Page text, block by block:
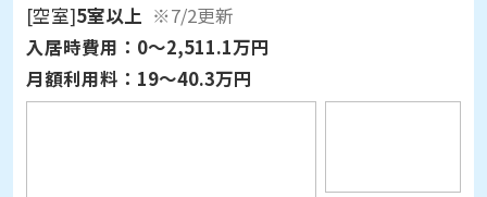
[空室]5室以上 ※7/2更新
入居時費用： 0～2,511.1万円
月額利用料： 19～40.3万円